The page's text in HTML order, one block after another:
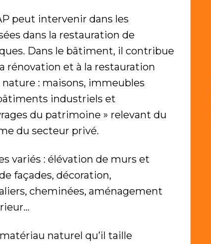
peut intervenir dans les
dans la restauration de
Dans le bâtiment, il contribue
rénovation et à la restauration
nature : maisons, immeubles
industriels et
du patrimoine » relevant du
du secteur privé.
variés : élévation de murs et
façades, décoration,
cheminées, aménagement
naturel qu’il taille